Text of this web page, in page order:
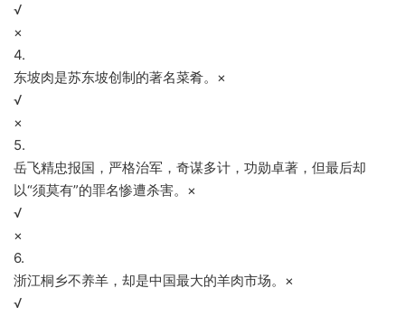
√
×
4.
东坡肉是苏东坡创制的著名菜肴。×
√
×
5.
岳飞精忠报国，严格治军，奇谋多计，功勋卓著，但最后却
以“须莫有”的罪名惨遭杀害。×
√
×
6.
浙江桐乡不养羊，却是中国最大的羊肉市场。×
√